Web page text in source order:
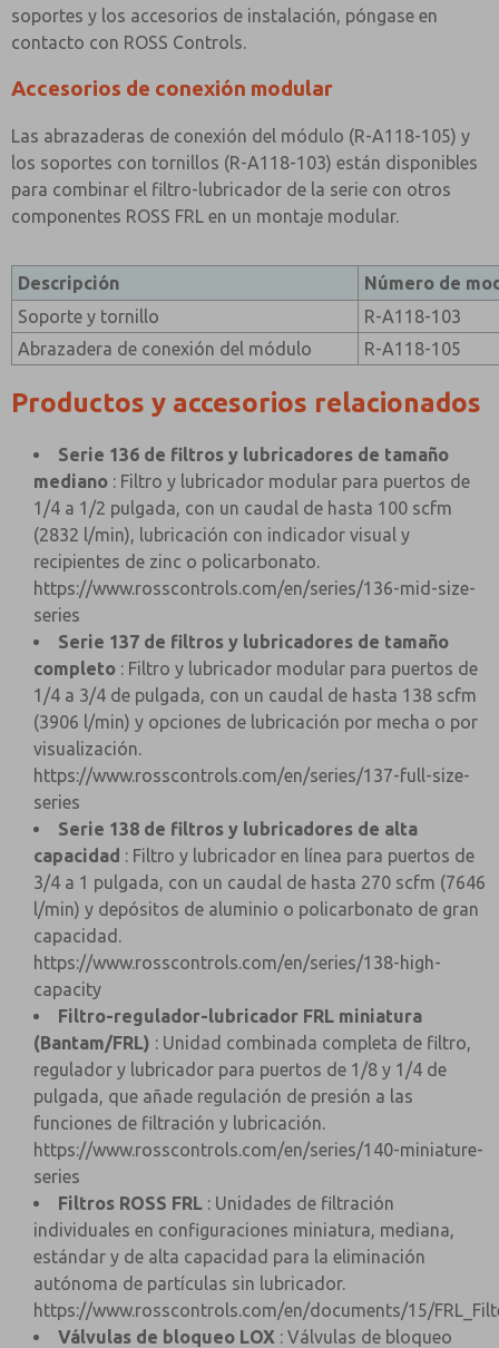
soportes y los accesorios de instalación, póngase en
contacto con ROSS Controls.
Accesorios de conexión modular
Las abrazaderas de conexión del módulo (R-A118-105) y
los soportes con tornillos (R-A118-103) están disponibles
para combinar el filtro-lubricador de la serie con otros
componentes ROSS FRL en un montaje modular.
Descripción
Número de
Soporte y tornillo
R-A118-103
Abrazadera de conexión del módulo
R-A118-105
Productos y accesorios relacionados
Serie 136 de filtros y lubricadores de tamaño
mediano : Filtro y lubricador modular para puertos de
1/4 a 1/2 pulgada, con un caudal de hasta 100 scfm
(2832 l/min), lubricación con indicador visual y
recipientes de zinc o policarbonato.
https://www.rosscontrols.com/en/series/136-mid-size-
series
Serie 137 de filtros y lubricadores de tamaño
completo : Filtro y lubricador modular para puertos de
1/4 a 3/4 de pulgada, con un caudal de hasta 138 scfm
(3906 l/min) y opciones de lubricación por mecha o por
visualización.
https://www.rosscontrols.com/en/series/137-full-size-
series
Serie 138 de filtros y lubricadores de alta
capacidad : Filtro y lubricador en línea para puertos de
3/4 a 1 pulgada, con un caudal de hasta 270 scfm (7646
l/min) y depósitos de aluminio o policarbonato de gran
capacidad.
https://www.rosscontrols.com/en/series/138-high-
capacity
Filtro-regulador-lubricador FRL miniatura
(Bantam/FRL) : Unidad combinada completa de filtro,
regulador y lubricador para puertos de 1/8 y 1/4 de
pulgada, que añade regulación de presión a las
funciones de filtración y lubricación.
https://www.rosscontrols.com/en/series/140-miniature-
series
Filtros ROSS FRL : Unidades de filtración
individuales en configuraciones miniatura, mediana,
estándar y de alta capacidad para la eliminación
autónoma de partículas sin lubricador.
https://www.rosscontrols.com/en/documents/15/
Válvulas de bloqueo LOX : Válvulas de bloqueo